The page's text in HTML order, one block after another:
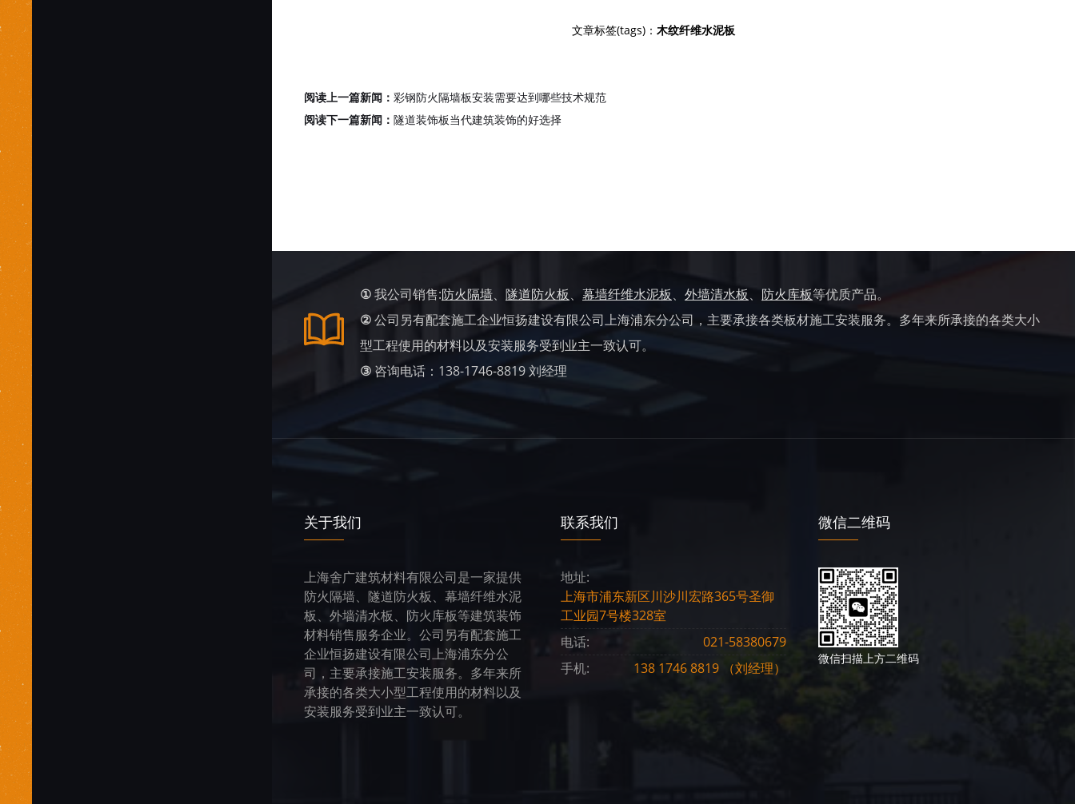
文章标签(tags)： 木纹纤维水泥板
阅读上一篇新闻： 彩钢防火隔墙板安装需要达到哪些技术规范
阅读下一篇新闻： 隧道装饰板当代建筑装饰的好选择
①我公司销售:防火隔墙、 隧道防火板、 幕墙纤维水泥板、 外墙清水板、 防火库板等优质产品。
②公司另有配套施工企业恒扬建设有限公司上海浦东分公司，主要承接各类板材施工安装服务。多年来所承接的各类大小
型工程使用的材料以及安装服务受到业主一致认可。
③ 咨询电话：138-1746-8819 刘经理
关于我们
上海舍广建筑材料有限公司是一家提供
防火隔墙、隧道防火板、幕墙纤维水泥
板、外墙清水板、防火库板等建筑装饰
材料销售服务企业。公司另有配套施工
企业恒扬建设有限公司上海浦东分公
司，主要承接施工安装服务。多年来所
承接的各类大小型工程使用的材料以及
安装服务受到业主一致认可。
联系我们
地址:
上海市浦东新区川沙川宏路365号圣御
工业园7号楼328室
电话:
021-58380679
手机:
138 1746 8819 （刘经理）
微信二维码
微信扫描上方二维码